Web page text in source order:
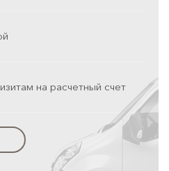
на расчетный счет